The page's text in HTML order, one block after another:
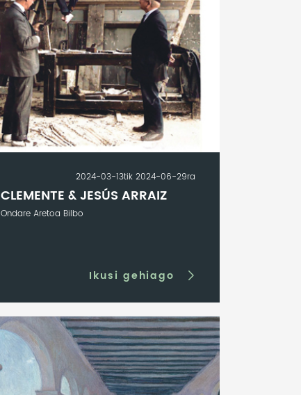
2024-03-13tik 2024-06-29ra
CLEMENTE & JESÚS ARRAIZ
Ondare Aretoa Bilbo
Ikusi gehiago